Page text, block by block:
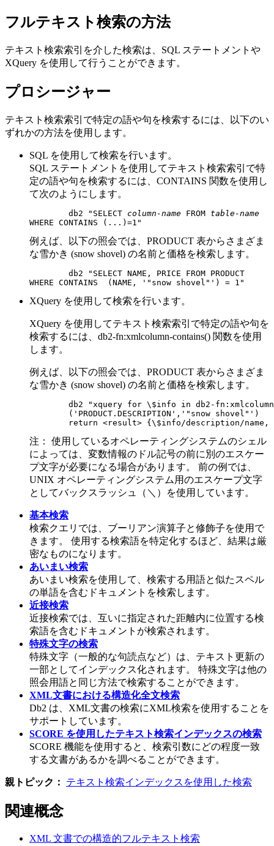
フルテキスト検索の方法
テキスト検索索引を介した検索は、SQL ステートメントや
XQuery を使用して行うことができます。
プロシージャー
テキスト検索索引で特定の語や句を検索するには、以下のい
ずれかの方法を使用します。
SQL を使用して検索を行います。
SQL ステートメントを使用してテキスト検索索引で特
定の語や句を検索するには、CONTAINS 関数を使用し
て次のようにします。
	db2 "SELECT
column-name FROM table-name
WHERE CONTAINS (...)=1"
例えば、以下の照会では、PRODUCT 表からさまざま
な雪かき (snow shovel) の名前と価格を検索します。
WHERE CONTAINS	(NAME, '"snow shovel"') = 1"
XQuery を使用して検索を行います。
XQuery を使用してテキスト検索索引で特定の語や句を
検索するには、 db2-fn:xmlcolumn-contains() 関数を使用
します。
例えば、以下の照会では、PRODUCT 表からさまざま
な雪かき (snow shovel) の名前と価格を検索します。
return <result> {\$info/description/
注：
使用しているオペレーティングシステムのシェル
によっては、変数情報のドル記号の前に別のエスケー
プ文字が必要になる場合があります。 前の例では、
UNIX オペレーティングシステム用のエスケープ文字
としてバックスラッシュ（＼）を使用しています。
基本検索
検索クエリでは、ブーリアン演算子と修飾子を使用で
きます。 使用する検索語を特定化するほど、結果は厳
密なものになります。
あいまい検索
あいまい検索を使用して、検索する用語と似たスペル
の単語を含むドキュメントを検索します。
近接検索
近接検索では、互いに指定された距離内に位置する検
索語を含むドキュメントが検索されます。
特殊文字の検索
特殊文字（一般的な句読点など）は、テキスト更新の
一部としてインデックス化されます。 特殊文字は他の
照会用語と同じ方法で検索することができます。
XML文書における構造化全文検索
Db2 は、XML文書の検索にXML検索を使用することを
サポートしています。
SCORE を使用したテキスト検索インデックスの検索
SCORE 機能を使用すると、検索引数にどの程度一致
する文書があるかを調べることができます。
親トピック： テキスト検索インデックスを使用した検索
関連概念
XML 文書での構造的フルテキスト検索